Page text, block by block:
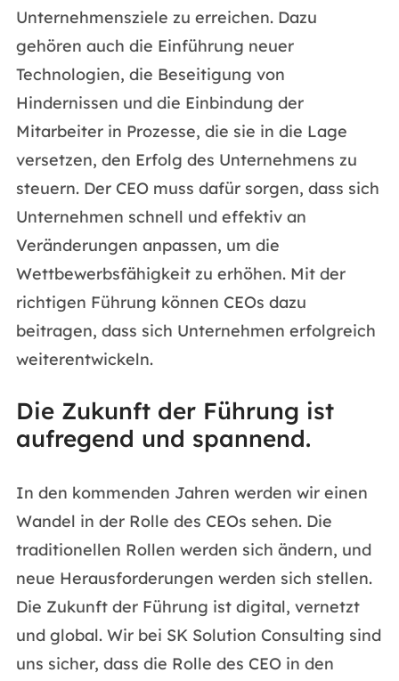
Unternehmensziele zu erreichen. Dazu
gehören auch die Einführung neuer
Technologien, die Beseitigung von
Hindernissen und die Einbindung der
Mitarbeiter in Prozesse, die sie in die Lage
versetzen, den Erfolg des Unternehmens zu
steuern. Der CEO muss dafür sorgen, dass sich
Unternehmen schnell und effektiv an
Veränderungen anpassen, um die
Wettbewerbsfähigkeit zu erhöhen. Mit der
richtigen Führung können CEOs dazu
beitragen, dass sich Unternehmen erfolgreich
weiterentwickeln.
Die Zukunft der Führung ist
aufregend und spannend.
In den kommenden Jahren werden wir einen
Wandel in der Rolle des CEOs sehen. Die
traditionellen Rollen werden sich ändern, und
neue Herausforderungen werden sich stellen.
Die Zukunft der Führung ist digital, vernetzt
und global. Wir bei SK Solution Consulting sind
uns sicher, dass die Rolle des CEO in den